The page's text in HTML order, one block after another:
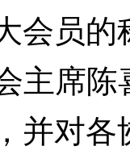
会员的
主席
并对